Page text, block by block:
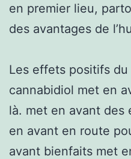
en premier lieu,
des avantages de
Les effets positifs
cannabidiol met en
là. met en avant des
en avant en route
avant bienfaits met